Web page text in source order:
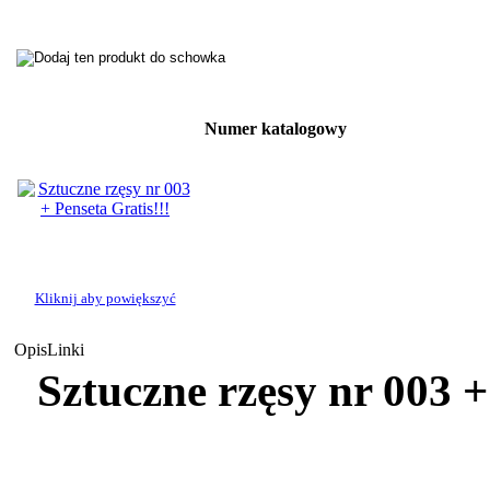
Kliknij aby powiększyć
Numer katalogowy
OpisLinki
Sztuczne rzęsy nr 003